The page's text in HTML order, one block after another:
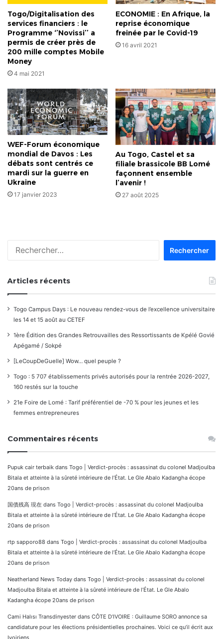
Foire
Made
in
Togo
Togo/Digitalisation des
services financiers : le
Programme ‘’Novissi’’ a
permis de créer près de
200 mille comptes Mobile
Money
4 mai 2021
ECONOMIE : En Afrique, la
reprise économique
freinée par le Covid-19
16 avril 2021
WEF-Forum économique
mondial de Davos : Les
débats sont centrés ce
mardi sur la guerre en
Ukraine
17 janvier 2023
Au Togo, Castel et sa
filiale brassicole BB Lomé
façonnent ensemble
l’avenir !
27 août 2025
Articles récents
Togo Campus Days : Le nouveau rendez-vous de l’excellence universitaire
les 14 et 15 août au CETEF
1ère Édition des Grandes Retrouvailles des Ressortissants de Kpélé Govié
Apégamé / Sokpé
[LeCoupDeGuelle] Wow… quel peuple ?
Togo : 5 707 établissements privés autorisés pour la rentrée 2026-2027,
160 restés sur la touche
21e Foire de Lomé : Tarif préférentiel de -70 % pour les jeunes et les
femmes entrepreneures
Commentaires récents
Pupuk cair terbaik dans Togo | Verdict-procès : assassinat du colonel Madjoulba
Bitala et atteinte à la sûreté intérieure de l’État. Le Gle Abalo Kadangha écope
20ans de prison
国債残高 現在 dans Togo | Verdict-procès : assassinat du colonel Madjoulba
Bitala et atteinte à la sûreté intérieure de l’État. Le Gle Abalo Kadangha écope
20ans de prison
rtp sapporo88 dans Togo | Verdict-procès : assassinat du colonel Madjoulba
Bitala et atteinte à la sûreté intérieure de l’État. Le Gle Abalo Kadangha écope
20ans de prison
Neatherland News Today dans Togo | Verdict-procès : assassinat du colonel
Madjoulba Bitala et atteinte à la sûreté intérieure de l’État. Le Gle Abalo
Kadangha écope 20ans de prison
Cami Halısı Transdinyester dans CÔTE D’IVOIRE : Guillaume SORO annonce sa
candidature pour les élections présidentielles prochaines. Voici ce qu’il écrit aux
Ivoiriens